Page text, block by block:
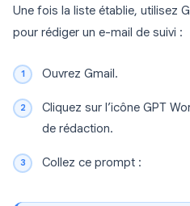
Une fois la liste établie, utilisez
pour rédiger un e-mail de suivi :
Ouvrez Gmail.
Cliquez sur l’icône GPT
de rédaction.
Collez ce prompt :